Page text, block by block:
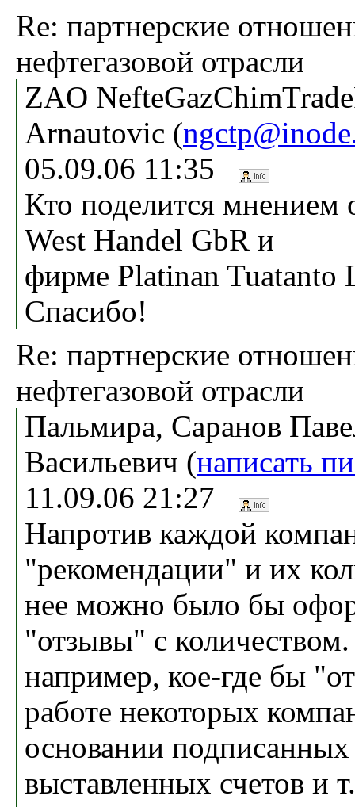
Re: партнерские
нефтегазовой отрасли
ZAO
Arnautovic (
05.09.06 11:35
Кто поделится мнением
West Handel GbR и
фирме Platinan Tuatanto
Спасибо!
Re: партнерские
нефтегазовой отрасли
Пальмира, Саранов
Васильевич (написать
11.09.06 21:27
Напротив каждой
"рекомендации" и их
нее можно было бы
"отзывы" с
например, кое-где бы
работе некоторых
основании подписанных
выставленных счетов и